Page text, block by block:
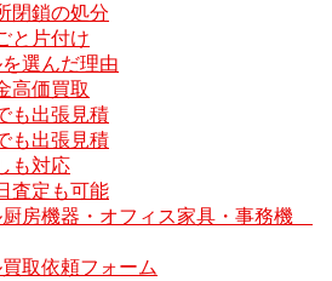
閉鎖の処分
と片付け
選んだ理由
高価買取
も出張見積
も出張見積
も対応
査定も可能
房機器・オフィス家具・事務機
取依頼フォーム